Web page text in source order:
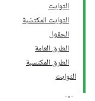
الثوابت
الثوابت المكتسَبة
الحقول
الطرق العامة
الطرق المكتسبة
الثوابت